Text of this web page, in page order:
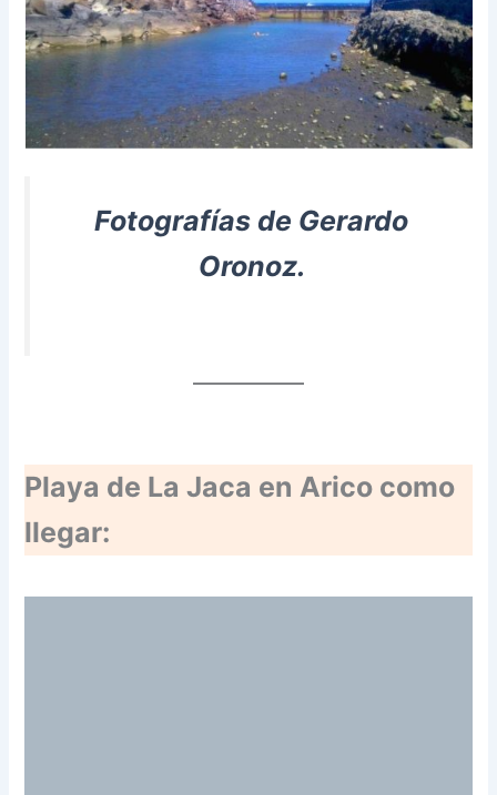
Fotografías de Gerardo
Oronoz.
Playa de La Jaca en Arico como
llegar: